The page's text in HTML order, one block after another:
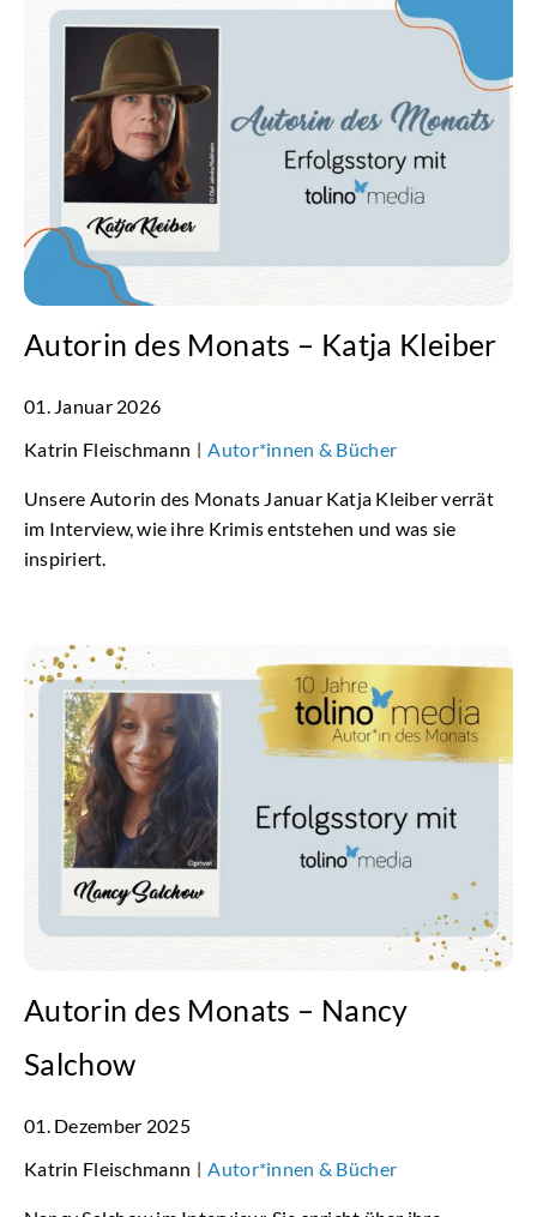
Autorin des Monats – Katja Kleiber
01. Januar 2026
Katrin Fleischmann | Autor*innen & Bücher
Unsere Autorin des Monats Januar Katja Kleiber verrät
im Interview, wie ihre Krimis entstehen und was sie
inspiriert.
Autorin des Monats – Nancy
Salchow
01. Dezember 2025
Katrin Fleischmann | Autor*innen & Bücher